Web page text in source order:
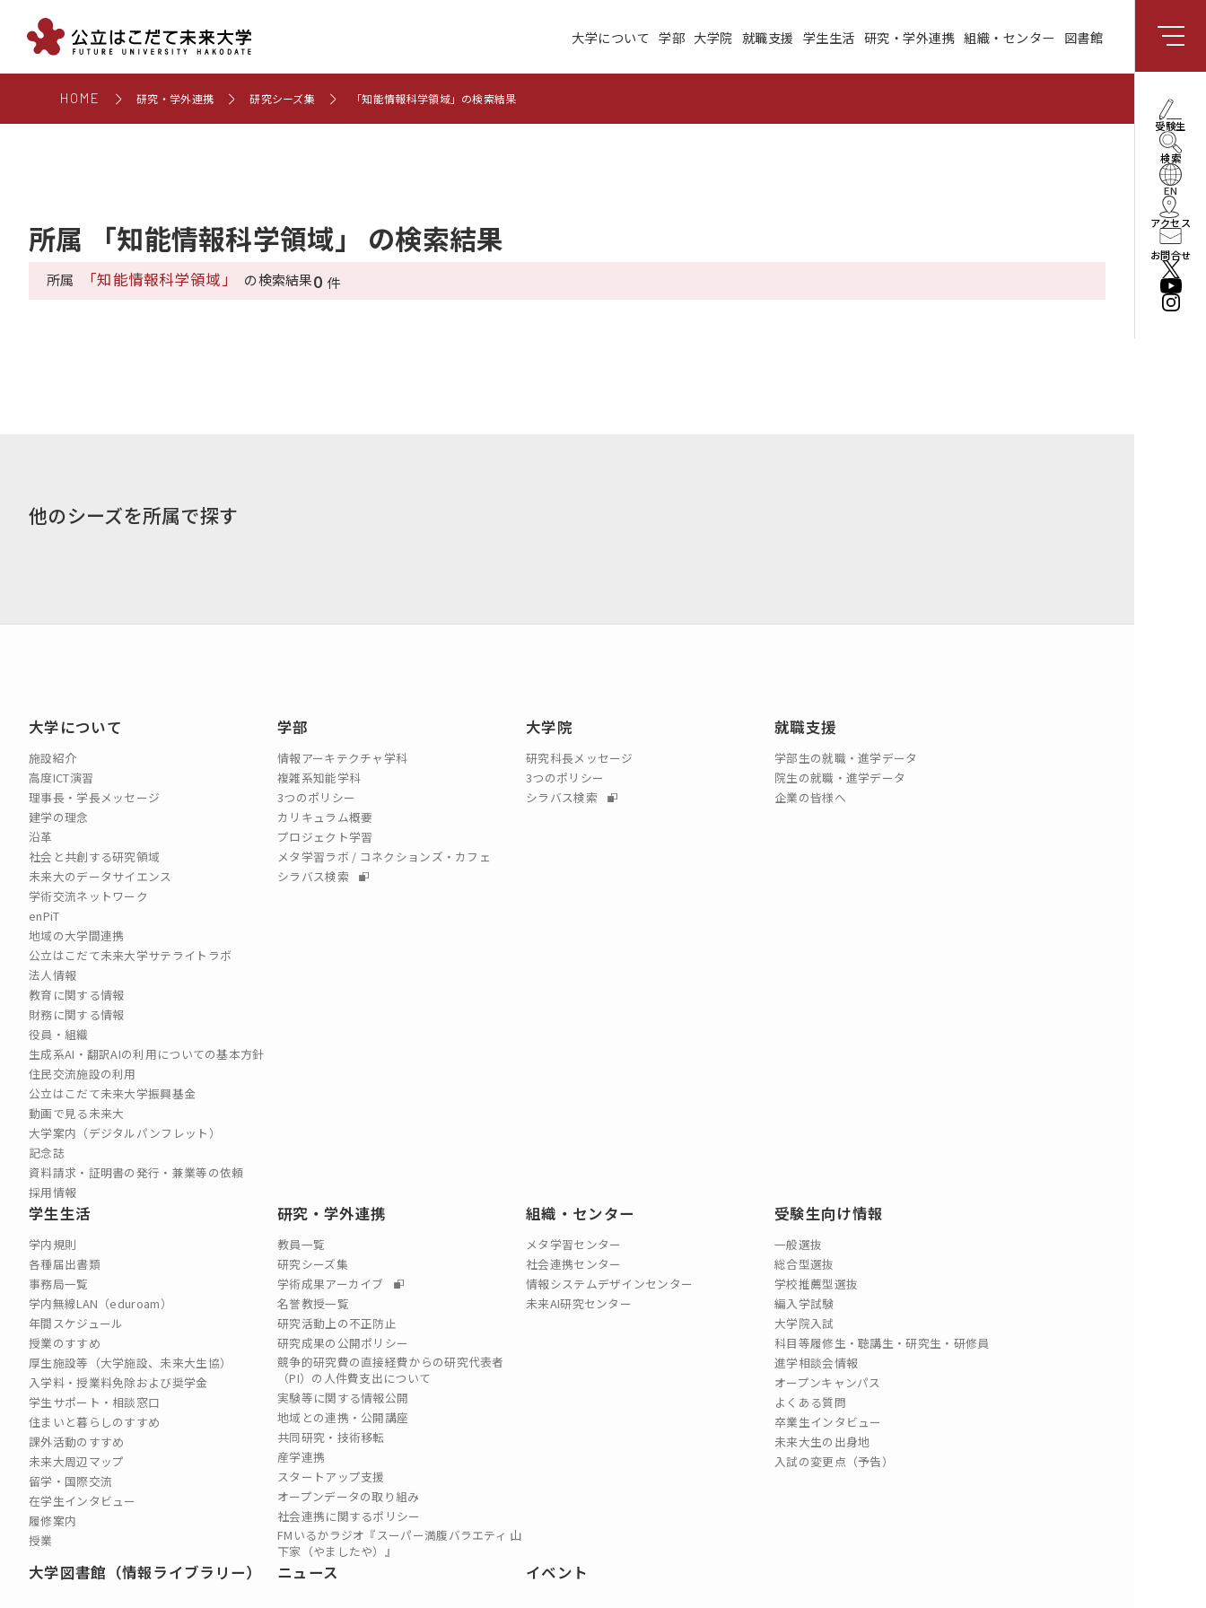
大学について 学部 大学院 就職支援 学生生活 研究・学外連携 組織・センター 図書館
施設紹介 高度ICT演習
未来大のデータサイエ
ンス
受験生
検索
EN
アクセス
お問合せ
HOME 研究・学外連携 研究シーズ集 「知能情報科学領域」の検索結果
所属 「知能情報科学領域」 の検索結果
所属 「知能情報科学領域」 の検索結果0 件
他のシーズを所属で探す
大学について
施設紹介
高度ICT演習
理事長・学長メッセージ
建学の理念
沿革
社会と共創する研究領域
未来大のデータサイエンス
学術交流ネットワーク
enPiT
地域の大学間連携
公立はこだて未来大学サテライトラボ
法人情報
教育に関する情報
財務に関する情報
役員・組織
生成系AI・翻訳AIの利用についての基本方針
住民交流施設の利用
公立はこだて未来大学振興基金
動画で見る未来大
大学案内（デジタルパンフレット）
記念誌
資料請求・証明書の発行・兼業等の依頼
採用情報
学部
情報アーキテクチャ学科
複雑系知能学科
3つのポリシー
カリキュラム概要
プロジェクト学習
メタ学習ラボ / コネクションズ・カフェ
シラバス検索
大学院
研究科長メッセージ
3つのポリシー
シラバス検索
就職支援
学部生の就職・進学データ
院生の就職・進学データ
企業の皆様へ
学生生活
学内規則
各種届出書類
事務局一覧
学内無線LAN（eduroam）
年間スケジュール
授業のすすめ
厚生施設等（大学施設、未来大生協）
入学料・授業料免除および奨学金
学生サポート・相談窓口
住まいと暮らしのすすめ
課外活動のすすめ
未来大周辺マップ
留学・国際交流
在学生インタビュー
履修案内
授業
研究・学外連携
教員一覧
研究シーズ集
学術成果アーカイブ
名誉教授一覧
研究活動上の不正防止
研究成果の公開ポリシー
競争的研究費の直接経費からの研究代表者
（PI）の⼈件費⽀出について
実験等に関する情報公開
地域との連携・公開講座
共同研究・技術移転
産学連携
スタートアップ支援
オープンデータの取り組み
社会連携に関するポリシー
FMいるかラジオ『スーパー満腹バラエティ 山
下家（やましたや）』
組織・センター
メタ学習センター
社会連携センター
情報システムデザインセンター
未来AI研究センター
受験生向け情報
一般選抜
総合型選抜
学校推薦型選抜
編入学試験
大学院入試
科目等履修生・聴講生・研究生・研修員
進学相談会情報
オープンキャンパス
よくある質問
卒業生インタビュー
未来大生の出身地
入試の変更点（予告）
大学図書館（情報ライブラリー） ニュース イベント